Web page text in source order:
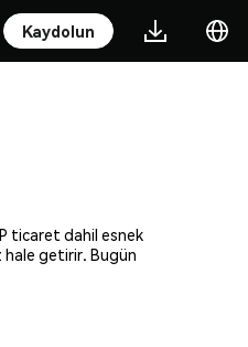
Kaydolun
ticaret dahil esnek
hale getirir. Bugün